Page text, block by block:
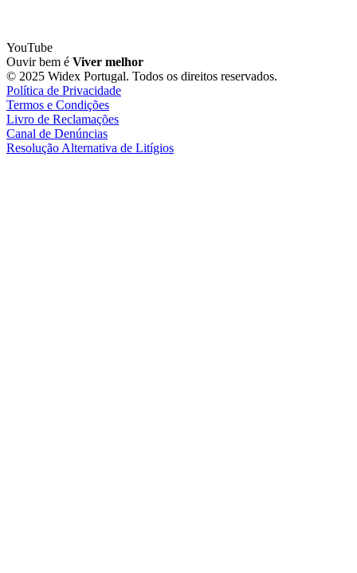
YouTube
Ouvir bem é Viver melhor
© 2025 Widex Portugal. Todos os direitos reservados.
Política de Privacidade
Termos e Condições
Livro de Reclamações
Canal de Denúncias
Resolução Alternativa de Litígios